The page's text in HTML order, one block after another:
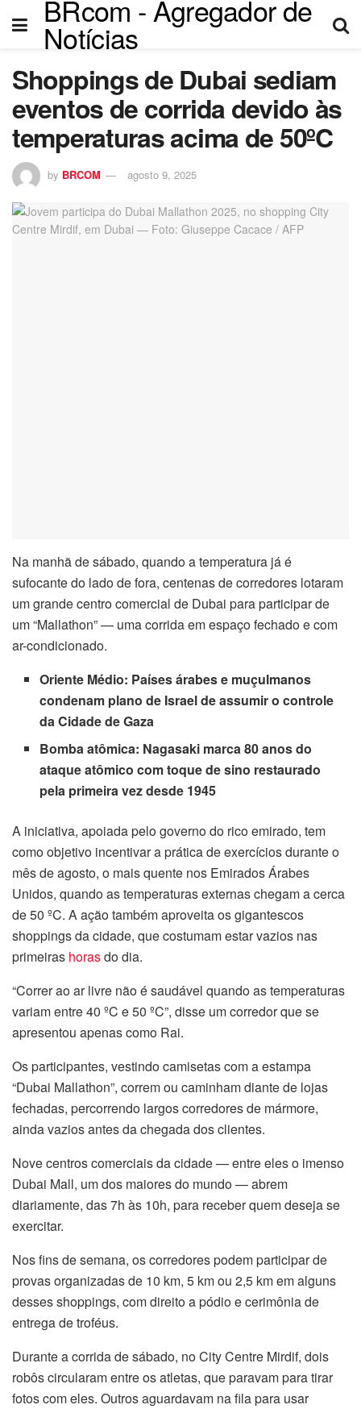
BRcom - Agregador de
Notícias
Shoppings de Dubai sediam
eventos de corrida devido às
temperaturas acima de 50ºC
by BRCOM agosto 9, 2025
Na manhã de sábado, quando a temperatura já é
sufocante do lado de fora, centenas de corredores lotaram
um grande centro comercial de Dubai para participar de
um “Mallathon” — uma corrida em espaço fechado e com
ar-condicionado.
Oriente Médio: Países árabes e muçulmanos
condenam plano de Israel de assumir o controle
da Cidade de Gaza
Bomba atômica: Nagasaki marca 80 anos do
ataque atômico com toque de sino restaurado
pela primeira vez desde 1945
A iniciativa, apoiada pelo governo do rico emirado, tem
como objetivo incentivar a prática de exercícios durante o
mês de agosto, o mais quente nos Emirados Árabes
Unidos, quando as temperaturas externas chegam a cerca
de 50 ºC. A ação também aproveita os gigantescos
shoppings da cidade, que costumam estar vazios nas
primeiras horasdo dia.
“Correr ao ar livre não é saudável quando as temperaturas
variam entre 40 ºC e 50 ºC”, disse um corredor que se
apresentou apenas como Rai.
Os participantes, vestindo camisetas com a estampa
“Dubai Mallathon”, correm ou caminham diante de lojas
fechadas, percorrendo largos corredores de mármore,
ainda vazios antes da chegada dos clientes.
Nove centros comerciais da cidade — entre eles o imenso
Dubai Mall, um dos maiores do mundo — abrem
diariamente, das 7h às 10h, para receber quem deseja se
exercitar.
Nos fins de semana, os corredores podem participar de
provas organizadas de 10 km, 5 km ou 2,5 km em alguns
desses shoppings, com direito a pódio e cerimônia de
entrega de troféus.
Durante a corrida de sábado, no City Centre Mirdif, dois
robôs circularam entre os atletas, que paravam para tirar
fotos com eles. Outros aguardavam na fila para usar